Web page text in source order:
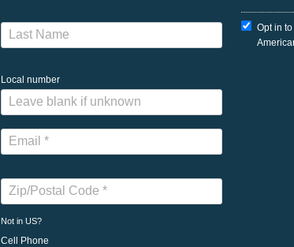
Local number
Not in US?
Cell Phone
Opt in